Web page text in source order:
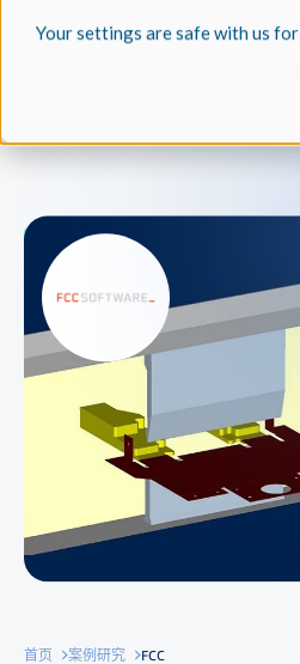
Your settings are safe with us
首页 案例研究 FCC